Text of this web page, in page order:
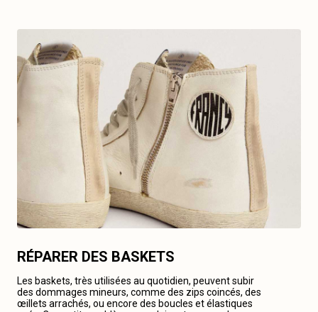
RÉPARER DES BASKETS
Les baskets, très utilisées au quotidien, peuvent subir
des dommages mineurs, comme des zips coincés, des
œillets arrachés, ou encore des boucles et élastiques